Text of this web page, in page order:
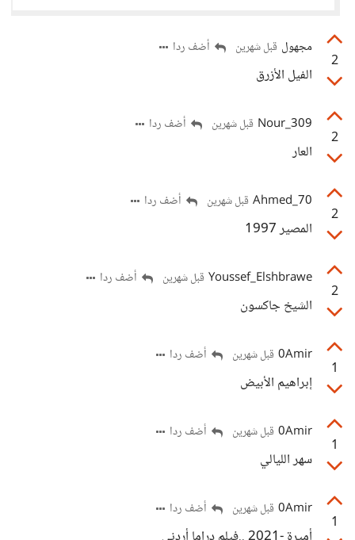
2
مجهول قبل شهرين أضف ردا
الفيل الأزرق
2
Nour_309 قبل شهرين أضف ردا
العار
2
Ahmed_70 قبل شهرين أضف ردا
المصير 1997
2
Youssef_Elshbrawe قبل شهرين أضف ردا
الشيخ جاكسون
1
0Amir قبل شهرين أضف ردا
إبراهيم الأبيض
1
0Amir قبل شهرين أضف ردا
سهر الليالي
1
0Amir قبل شهرين أضف ردا